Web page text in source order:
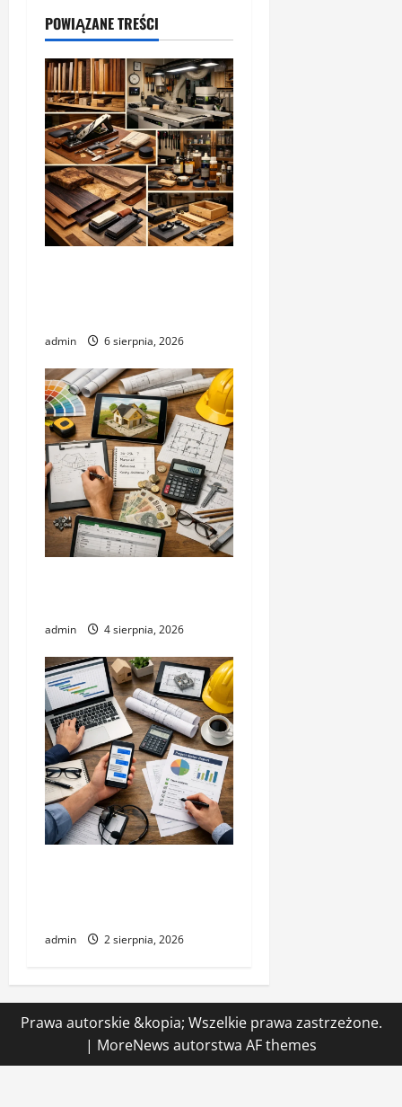
z
w
p
i
s
y
POWIĄZANE TREŚCI
admin 6 sierpnia, 2026
admin 4 sierpnia, 2026
admin 2 sierpnia, 2026
Prawa autorskie &kopia; Wszelkie prawa zastrzeżone.
| MoreNews autorstwa AF themes